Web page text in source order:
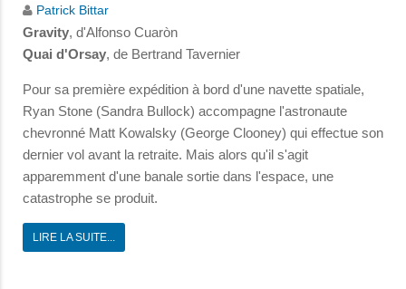
Patrick Bittar
Gravity, d'Alfonso Cuaròn
Quai d'Orsay, de Bertrand Tavernier
Pour sa première expédition à bord d'une navette spatiale,
Ryan Stone (Sandra Bullock) accompagne l'astronaute
chevronné Matt Kowalsky (George Clooney) qui effectue son
dernier vol avant la retraite. Mais alors qu'il s'agit
apparemment d'une banale sortie dans l'espace, une
catastrophe se produit.
LIRE LA SUITE...